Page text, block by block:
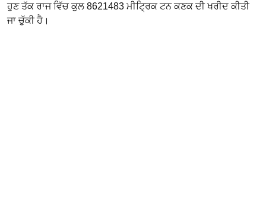
ਹੁਣ ਤੱਕ ਰਾਜ ਵਿੱਚ ਕੁਲ 8621483 ਮੀਟ੍ਰਿਕ ਟਨ ਕਣਕ ਦੀ ਖਰੀਦ ਕੀਤੀ
ਜਾ ਚੁੱਕੀ ਹੈ।